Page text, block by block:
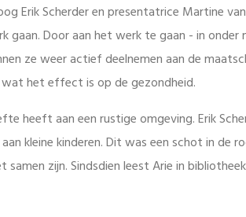
Erik Scherder en presentatrice Martine
gaan. Door aan het werk te gaan - in
ze weer actief deelnemen aan de
het effect is op de gezondheid.
heeft aan een rustige omgeving. Erik
kleine kinderen. Dit was een schot in de
zijn. Sindsdien leest Arie in